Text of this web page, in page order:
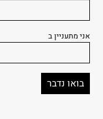
אני מתעניין ב